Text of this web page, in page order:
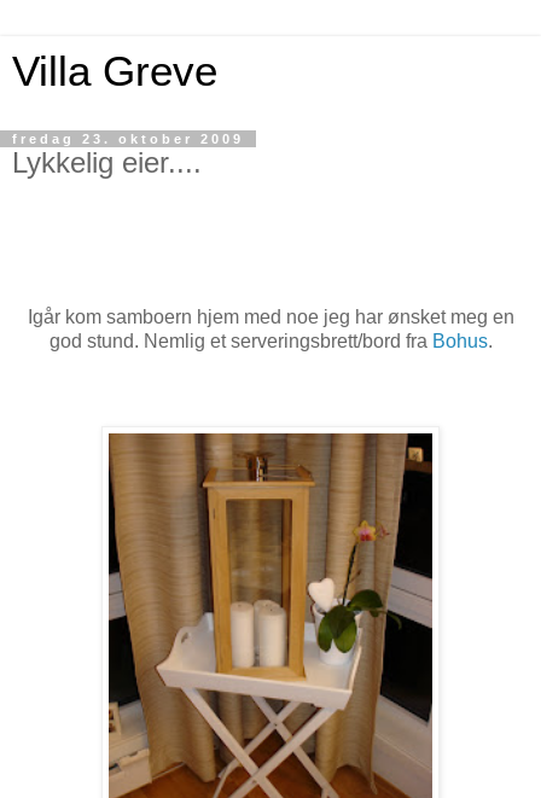
Villa Greve
fredag 23. oktober 2009
Lykkelig eier....
Igår kom samboern hjem med noe jeg har ønsket meg en
god stund. Nemlig et serveringsbrett/bord fra Bohus.